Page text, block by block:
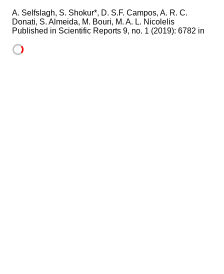
A. Selfslagh, S. Shokur*, D. S.F. Campos, A. R. C.
Donati, S. Almeida, M. Bouri, M. A. L. Nicolelis
Published in Scientific Reports 9, no. 1 (2019): 6782 in